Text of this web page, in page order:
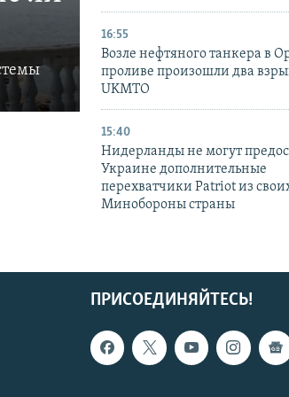
16:55
Возле нефтяного танкера в
проливе произошли два
UKMTO
15:40
Нидерланды не могут
Украине дополнительные
перехватчики Patriot из
Минобороны страны
ПРИСОЕДИНЯЙТЕСЬ!